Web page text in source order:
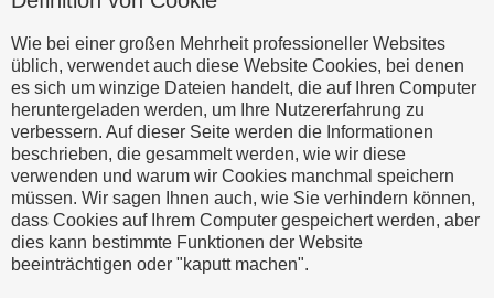
Wie bei einer großen Mehrheit professioneller Websites
üblich, verwendet auch diese Website Cookies, bei denen
es sich um winzige Dateien handelt, die auf Ihren Computer
heruntergeladen werden, um Ihre Nutzererfahrung zu
verbessern. Auf dieser Seite werden die Informationen
beschrieben, die gesammelt werden, wie wir diese
verwenden und warum wir Cookies manchmal speichern
müssen. Wir sagen Ihnen auch, wie Sie verhindern können,
dass Cookies auf Ihrem Computer gespeichert werden, aber
dies kann bestimmte Funktionen der Website
beeinträchtigen oder "kaputt machen".